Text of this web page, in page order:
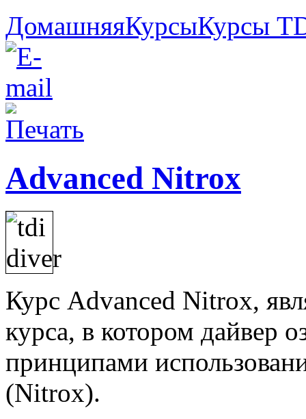
ДомашняяКурсыКурсы
Advanced Nitrox
Курс Advanced Nitrox,
курса, в котором дайвер
принципами
(Nitrox).